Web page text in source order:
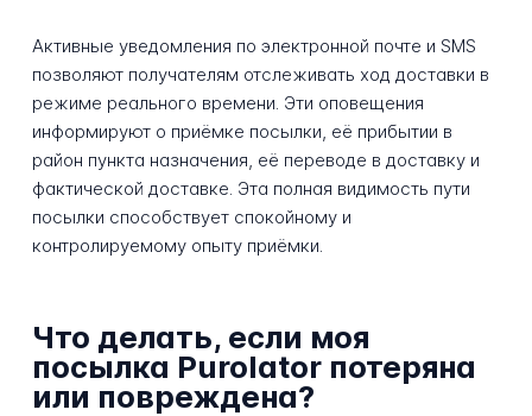
Активные уведомления по электронной почте и SMS
позволяют получателям отслеживать ход доставки в
режиме реального времени. Эти оповещения
информируют о приёмке посылки, её прибытии в
район пункта назначения, её переводе в доставку и
фактической доставке. Эта полная видимость пути
посылки способствует спокойному и
контролируемому опыту приёмки.
Что делать, если моя
посылка Purolator потеряна
или повреждена?